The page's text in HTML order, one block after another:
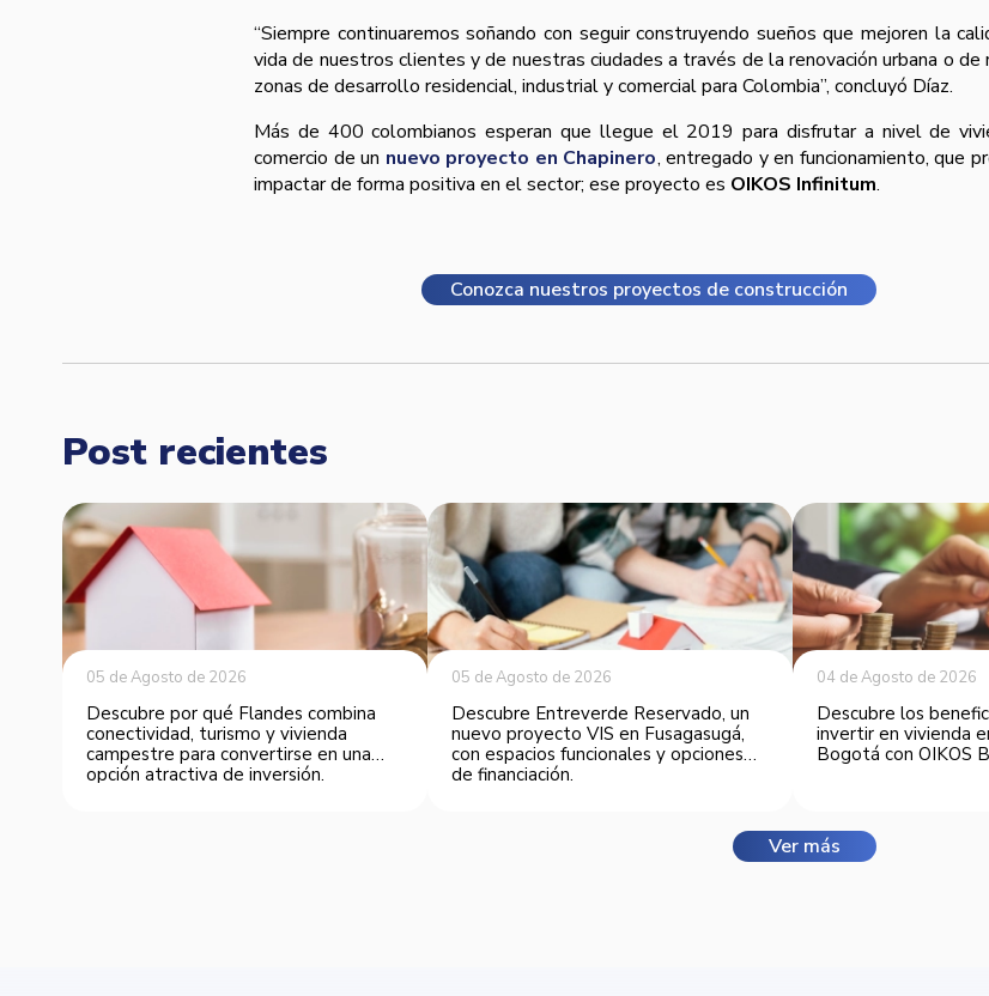
“Siempre continuaremos soñando con seguir construyendo sueños que mejoren la
vida de nuestros clientes y de nuestras ciudades a través de la renovación urbana o de
zonas de desarrollo residencial, industrial y comercial para Colombia”, concluyó Díaz.
Más de 400 colombianos esperan que llegue el 2019 para disfrutar a nivel de
comercio de un nuevo proyecto en Chapinero, entregado y en funcionamiento, que
impactar de forma positiva en el sector; ese proyecto es OIKOS Infinitum.
Conozca nuestros proyectos de construcción
Post recientes
05 de Agosto de 2026
Descubre por qué Flandes combina
conectividad, turismo y vivienda
campestre para convertirse en una
opción atractiva de inversión.
05 de Agosto de 2026
Descubre Entreverde Reservado, un
nuevo proyecto VIS en Fusagasugá,
con espacios funcionales y opciones
de financiación.
04 de Agosto de 2026
Descubre los
invertir en vivienda
Bogotá con OIKOS
Ver más